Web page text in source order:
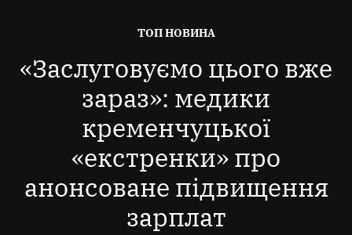
ОПУБЛІКОВАНО
ТОП НОВИНА
«Заслуговуємо цього вже
зараз»: медики
кременчуцької
«екстренки» про
анонсоване підвищення
зарплат